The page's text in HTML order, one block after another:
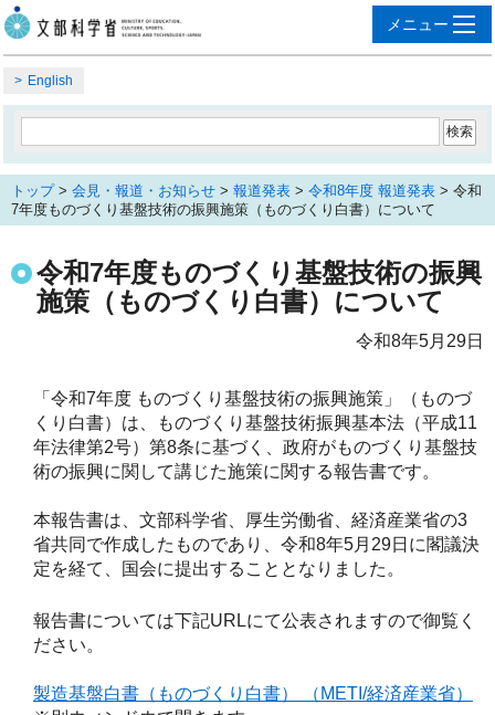
English
トップ> 会見・報道・お知らせ > 報道発表 > 令和8年度 報道発表 > 令和
7年度ものづくり基盤技術の振興施策（ものづくり白書）について
令和7年度ものづくり基盤技術の振興
施策（ものづくり白書）について
令和8年5月29日
「令和7年度 ものづくり基盤技術の振興施策」（ものづ
くり白書）は、ものづくり基盤技術振興基本法（平成11
年法律第2号）第8条に基づく、政府がものづくり基盤技
術の振興に関して講じた施策に関する報告書です。
本報告書は、文部科学省、厚生労働省、経済産業省の3
省共同で作成したものであり、令和8年5月29日に閣議決
定を経て、国会に提出することとなりました。
報告書については下記URLにて公表されますので御覧く
ださい。
製造基盤白書（ものづくり白書） （METI/経済産業省）